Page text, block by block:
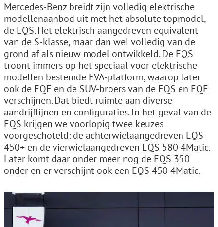
Mercedes-Benz breidt zijn volledig elektrische
modellenaanbod uit met het absolute topmodel,
de EQS. Het elektrisch aangedreven equivalent
van de S-klasse, maar dan wel volledig van de
grond af als nieuw model ontwikkeld. De EQS
troont immers op het speciaal voor elektrische
modellen bestemde EVA-platform, waarop later
ook de EQE en de SUV-broers van de EQS en EQE
verschijnen. Dat biedt ruimte aan diverse
aandrijflijnen en configuraties. In het geval van de
EQS krijgen we voorlopig twee keuzes
voorgeschoteld: de achterwielaangedreven EQS
450+ en de vierwielaangedreven EQS 580 4Matic.
Later komt daar onder meer nog de EQS 350
onder en er verschijnt ook een EQS 450 4Matic.